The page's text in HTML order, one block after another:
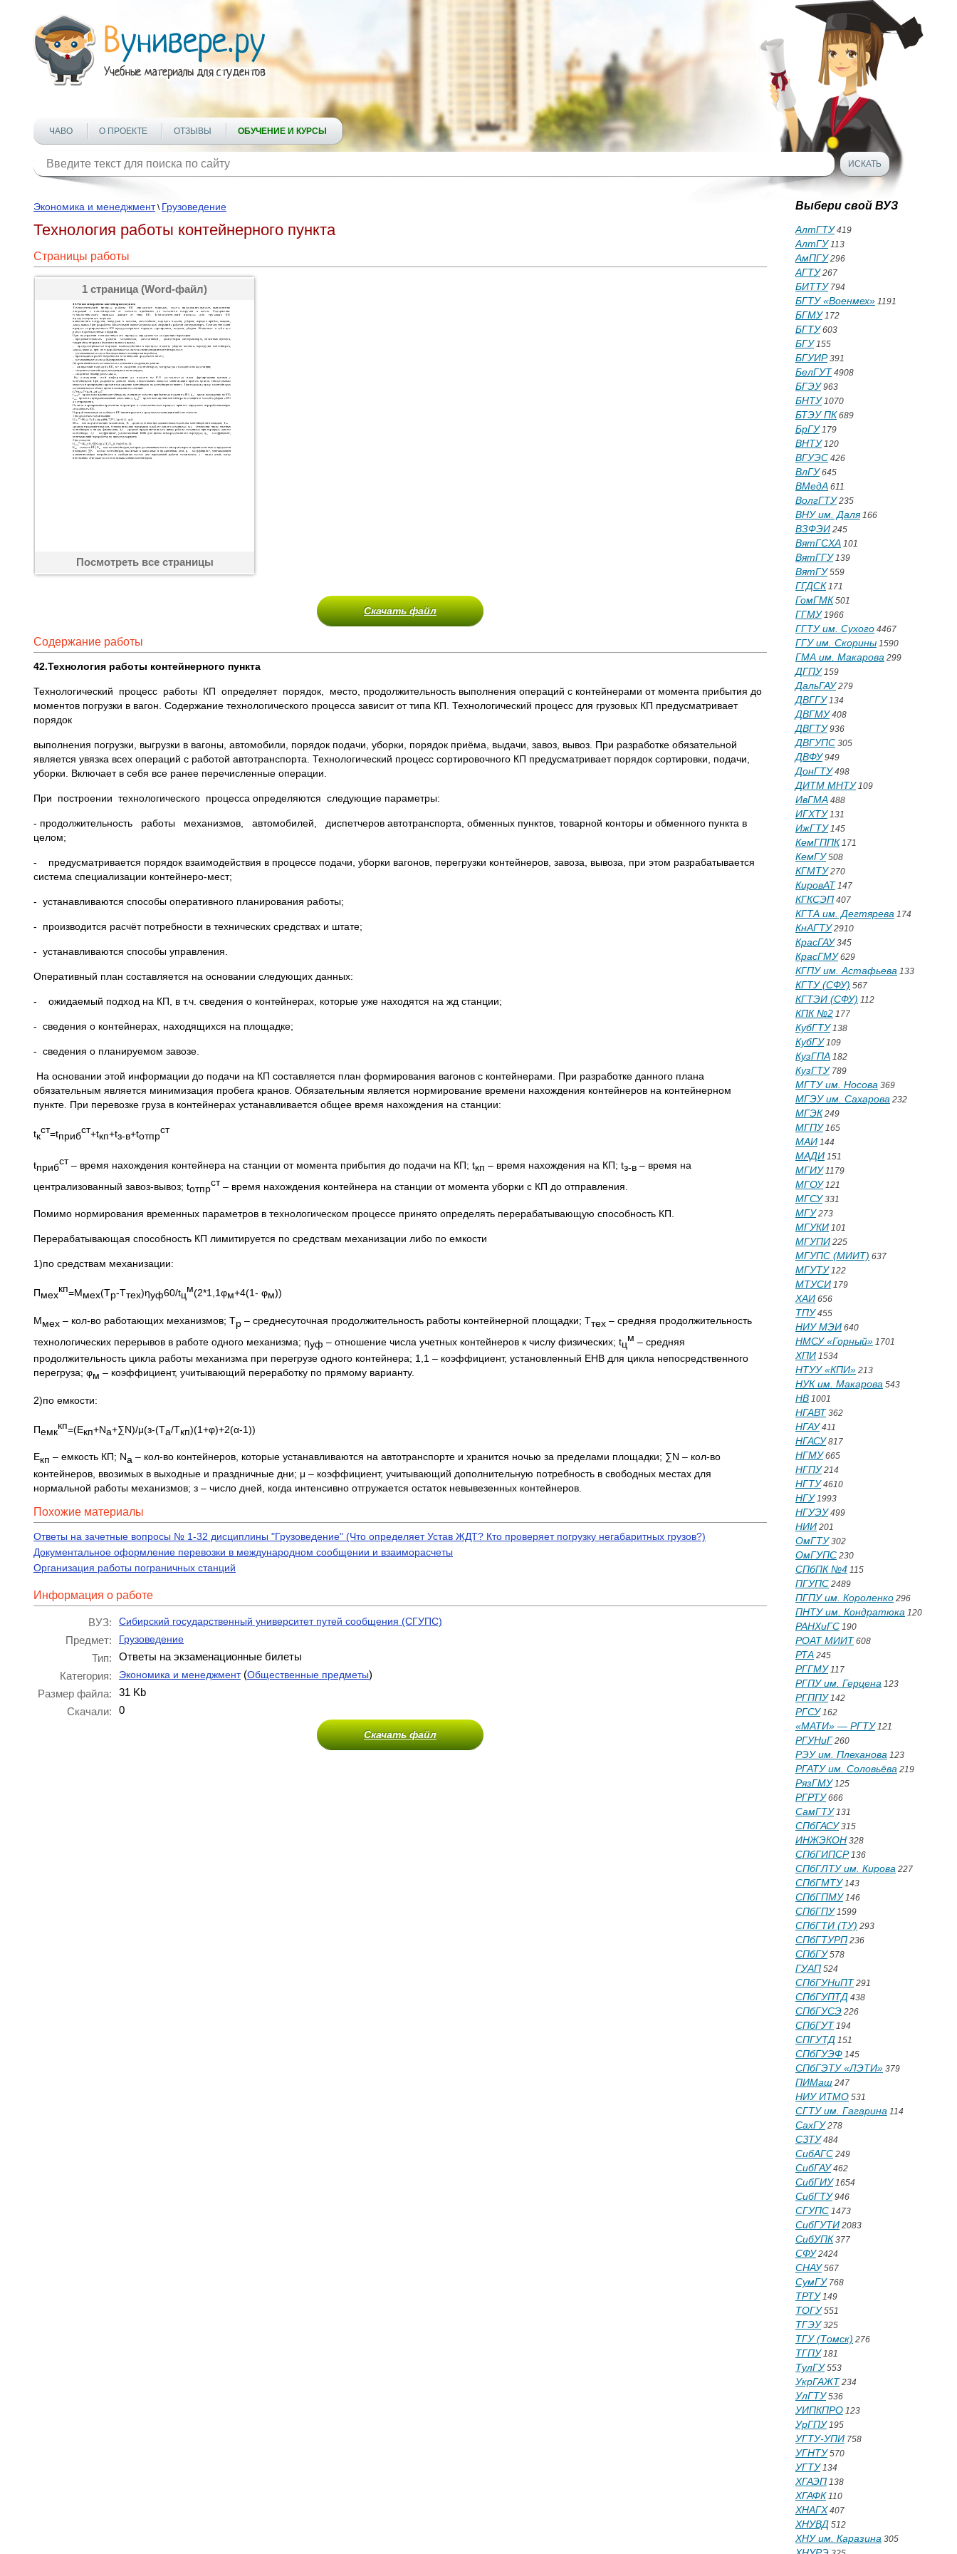
ЧАВО О ПРОЕКТЕ ОТЗЫВЫ ОБУЧЕНИЕ И КУРСЫ
Экономика и менеджмент\ Грузоведение
Технология работы контейнерного пункта
Страницы работы
1 страница (Word-файл)
Посмотреть все страницы
Скачать файл
Содержание работы
42.Технология работы контейнерного пункта
Технологический процесс работы КП определяет порядок, место, продолжительность выполнения операций с контейнерами от момента прибытия до
моментов погрузки в вагон. Содержание технологического процесса зависит от типа КП. Технологический процесс для грузовых КП предусматривает
порядок
выполнения погрузки, выгрузки в вагоны, автомобили, порядок подачи, уборки, порядок приёма, выдачи, завоз, вывоз. При разработке обязательной
является увязка всех операций с работой автотранспорта. Технологический процесс сортировочного КП предусматривает порядок сортировки, подачи,
уборки. Включает в себя все ранее перечисленные операции.
При построении технологического процесса определяются следующие параметры:
- продолжительность работы механизмов, автомобилей, диспетчеров автотранспорта, обменных пунктов, товарной конторы и обменного пункта в
целом;
- предусматривается порядок взаимодействия в процессе подачи, уборки вагонов, перегрузки контейнеров, завоза, вывоза, при этом разрабатывается
система специализации контейнеро-мест;
- устанавливаются способы оперативного планирования работы;
- производится расчёт потребности в технических средствах и штате;
- устанавливаются способы управления.
Оперативный план составляется на основании следующих данных:
- ожидаемый подход на КП, в т.ч. сведения о контейнерах, которые уже находятся на жд станции;
- сведения о контейнерах, находящихся на площадке;
- сведения о планируемом завозе.
На основании этой информации до подачи на КП составляется план формирования вагонов с контейнерами. При разработке данного плана
обязательным является минимизация пробега кранов. Обязательным является нормирование времени нахождения контейнеров на контейнерном
пункте. При перевозке груза в контейнерах устанавливается общее время нахождения на станции:
tк
ст=tприб
ст+tкп+tз-в+tотпр
ст
tприб
ст – время нахождения контейнера на станции от момента прибытия до подачи на КП; tкп – время нахождения на КП; tз-в – время на
централизованный завоз-вывоз; tотпр
ст – время нахождения контейнера на станции от момента уборки с КП до отправления.
Помимо нормирования временных параметров в технологическом процессе принято определять перерабатывающую способность КП.
Перерабатывающая способность КП лимитируется по средствам механизации либо по емкости
1)по средствам механизации:
Пмех
кп=Ммех(Тр-Ттех)ηуф60/tц
м(2*1,1φм+4(1- φм))
Ммех – кол-во работающих механизмов; Тр – среднесуточная продолжительность работы контейнерной площадки; Ттех – средняя продолжительность
технологических перерывов в работе одного механизма; ηуф – отношение числа учетных контейнеров к числу физических; tц
м – средняя
продолжительность цикла работы механизма при перегрузе одного контейнера; 1,1 – коэффициент, установленный ЕНВ для цикла непосредственного
перегруза; φм – коэффициент, учитывающий переработку по прямому варианту.
2)по емкости:
Пемк
кп=(Екп+Nа+∑N)/μ(з-(Та/Ткп)(1+φ)+2(α-1))
Екп – емкость КП; Nа – кол-во контейнеров, которые устанавливаются на автотранспорте и хранится ночью за пределами площадки; ∑N – кол-во
контейнеров, ввозимых в выходные и праздничные дни; μ – коэффициент, учитывающий дополнительную потребность в свободных местах для
нормальной работы механизмов; з – число дней, когда интенсивно отгружается остаток невывезенных контейнеров.
Похожие материалы
Ответы на зачетные вопросы № 1-32 дисциплины "Грузоведение" (Что определяет Устав ЖДТ? Кто проверяет погрузку негабаритных грузов?)
Документальное оформление перевозки в международном сообщении и взаиморасчеты
Организация работы пограничных станций
Информация о работе
ВУЗ: Сибирский государственный университет путей сообщения (СГУПС)
Предмет: Грузоведение
Тип:
Ответы на экзаменационные билеты
Категория:
Экономика и менеджмент(Общественные предметы)
Размер файла:
31 Kb
Скачали:
0
Скачать файл
Выбери свой ВУЗ
АлтГТУ419
АлтГУ113
АмПГУ296
АГТУ267
БИТТУ794
БГТУ «Военмех» 1191
БГМУ172
БГТУ603
БГУ155
БГУИР391
БелГУТ 4908
БГЭУ963
БНТУ1070
БТЭУ ПК 689
БрГУ179
ВНТУ120
ВГУЭС 426
ВлГУ645
ВМедА 611
ВолгГТУ235
ВНУ им. Даля166
ВЗФЭИ 245
ВятГСХА 101
ВятГГУ139
ВятГУ559
ГГДСК 171
ГомГМК 501
ГГМУ1966
ГГТУ им. Сухого 4467
ГГУ им. Скорины 1590
ГМА им. Макарова 299
ДГПУ159
ДальГАУ279
ДВГГУ134
ДВГМУ408
ДВГТУ936
ДВГУПС 305
ДВФУ949
ДонГТУ498
ДИТМ МНТУ109
ИвГМА 488
ИГХТУ131
ИжГТУ145
КемГППК 171
КемГУ508
КГМТУ270
КировАТ 147
КГКСЭП 407
КГТА им. Дегтярева 174
КнАГТУ2910
КрасГАУ345
КрасГМУ629
КГПУ им. Астафьева 133
КГТУ (СФУ) 567
КГТЭИ (СФУ) 112
КПК №2 177
КубГТУ138
КубГУ109
КузГПА 182
КузГТУ789
МГТУ им. Носова 369
МГЭУ им. Сахарова 232
МГЭК 249
МГПУ165
МАИ 144
МАДИ 151
МГИУ1179
МГОУ121
МГСУ331
МГУ273
МГУКИ 101
МГУПИ 225
МГУПС (МИИТ) 637
МГУТУ122
МТУСИ 179
ХАИ 656
ТПУ455
НИУ МЭИ 640
НМСУ «Горный» 1701
ХПИ 1534
НТУУ «КПИ» 213
НУК им. Макарова 543
НВ 1001
НГАВТ 362
НГАУ411
НГАСУ817
НГМУ665
НГПУ214
НГТУ4610
НГУ1993
НГУЭУ499
НИИ 201
ОмГТУ302
ОмГУПС 230
СПбПК №4 115
ПГУПС 2489
ПГПУ им. Короленко 296
ПНТУ им. Кондратюка 120
РАНХиГС 190
РОАТ МИИТ 608
РТА 245
РГГМУ117
РГПУ им. Герцена 123
РГППУ142
РГСУ162
«МАТИ» — РГТУ121
РГУНиГ 260
РЭУ им. Плеханова 123
РГАТУ им. Соловьёва 219
РязГМУ125
РГРТУ666
СамГТУ131
СПбГАСУ315
ИНЖЭКОН 328
СПбГИПСР136
СПбГЛТУ им. Кирова 227
СПбГМТУ143
СПбГПМУ146
СПбГПУ1599
СПбГТИ (ТУ) 293
СПбГТУРП 236
СПбГУ578
ГУАП 524
СПбГУНиПТ 291
СПбГУПТД 438
СПбГУСЭ 226
СПбГУТ 194
СПГУТД 151
СПбГУЭФ 145
СПбГЭТУ «ЛЭТИ» 379
ПИМаш 247
НИУ ИТМО 531
СГТУ им. Гагарина 114
СахГУ278
СЗТУ484
СибАГС 249
СибГАУ462
СибГИУ1654
СибГТУ946
СГУПС 1473
СибГУТИ 2083
СибУПК 377
СФУ2424
СНАУ567
СумГУ768
ТРТУ149
ТОГУ551
ТГЭУ325
ТГУ (Томск) 276
ТГПУ181
ТулГУ553
УкрГАЖТ 234
УлГТУ536
УИПКПРО 123
УрГПУ195
УГТУ-УПИ 758
УГНТУ570
УГТУ134
ХГАЭП 138
ХГАФК 110
ХНАГХ 407
ХНУВД 512
ХНУ им. Каразина 305